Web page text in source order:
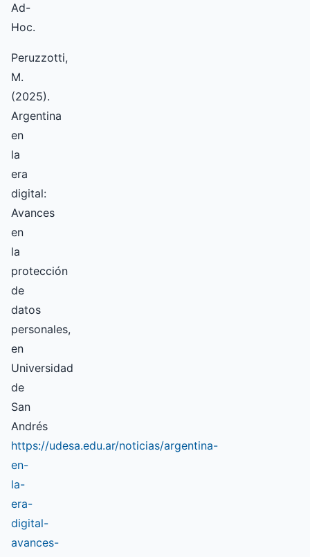
Ad-
Hoc.
Peruzzotti,
M.
(2025).
Argentina
en
la
era
digital:
Avances
en
la
protección
de
datos
personales,
en
Universidad
de
San
Andrés
https://udesa.edu.ar/noticias/argentina-
en-
la-
era-
digital-
avances-